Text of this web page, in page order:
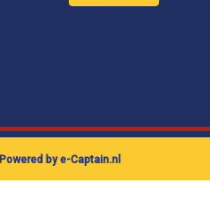
Powered by e-Captain.nl